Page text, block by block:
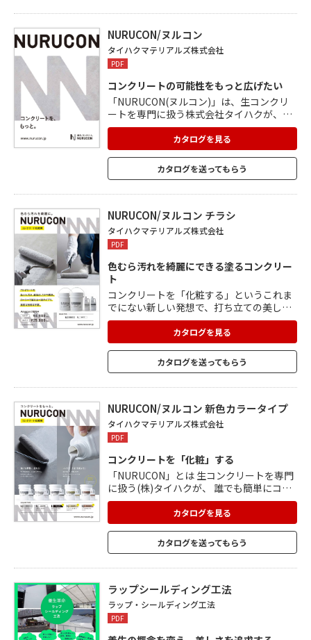
最適。 厚み20mm以上のタイルであれば選
定自由。
NURUCON/ヌルコン
タイハクマテリアルズ株式会社
PDF
コンクリートの可能性をもっと広げたい
「NURUCON(ヌルコン)」は、生コンクリ
ートを専門に扱う株式会社タイハクが、誰
でも簡単にコンクリートに触れられるよう
に開発したプロダクト。 コンクリートを
「化粧する」という、これまでにないまっ
たく新しい発想の化粧剤。 刷毛やローラー
で塗るだけで、打ち立ての美しいコンクリ
軽に「塗れる」コンクリートです。
カタログを見る
カタログを送ってもらう
NURUCON/ヌルコン チラシ
タイハクマテリアルズ株式会社
PDF
色むら汚れを綺麗にできる塗るコンクリー
ト
コンクリートを「化粧する」というこれま
でにない新しい発想で、打ち立ての美しさ
を再現する化粧剤。 必要なのは、刷毛やロ
ーラーだけ。 すべての材料が入った1液タ
イプだから、混ぜるだけで準備完了。 高度
な技術や材料は何も要りません。 コンクリ
ートの美しさを求められる施工現場や、DIY
カタログを見る
カタログを送ってもらう
NURUCON/ヌルコン 新色カラータイプ
タイハクマテリアルズ株式会社
PDF
コンクリートを「化粧」する
「NURUCON」とは 生コンクリートを専門
に扱う(株)タイハクが、 誰でも簡単にコン
クリートに触れられるように 開発したプロ
ての材料が入った1液タイプだから、混ぜ
るだけで準備完了。 コンクリートの美しさ
を求める施工現場やDIYリフォームにも。
イプをご希望の方は、 まずはお問い合わせ
ください。 【※サンプル希望のお客様へ】
サンプルにつきましては、ご準備が出来次
第、 順次発送させて頂いております。
カタログを見る
カタログを送ってもらう
ラップシールディング工法
ラップ・シールディング工法
PDF